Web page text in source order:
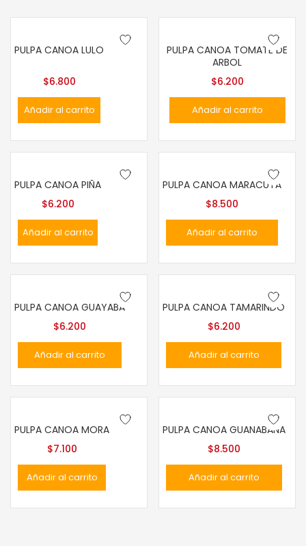
PULPA CANOA LULO
$6.800
Añadir al carrito
PULPA CANOA TOMATE DE
ARBOL
$6.200
Añadir al carrito
PULPA CANOA PIÑA
$6.200
Añadir al carrito
PULPA CANOA MARACUYÁ
$8.500
Añadir al carrito
PULPA CANOA GUAYABA
$6.200
Añadir al carrito
PULPA CANOA TAMARINDO
$6.200
Añadir al carrito
PULPA CANOA MORA
$7.100
Añadir al carrito
PULPA CANOA GUANABANA
$8.500
Añadir al carrito